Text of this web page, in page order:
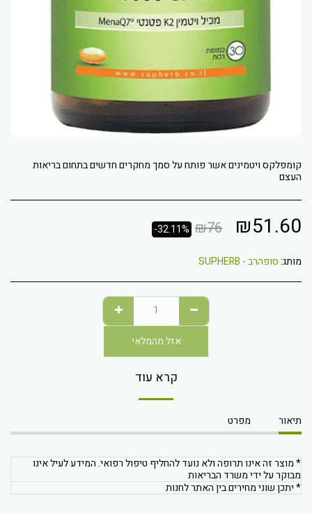
קומפלקס ויטמינים אשר פותח על סמך מחקרים חדשים בתחום בריאות
העצם
₪51.60
₪76
-32.11%
מותג:סופהרב - SUPHERB
אזל מהמלאי
קרא עוד
תיאור מפרט
* מוצר זה אינו תרופה ולא נועד להחליף טיפול רפואי. המידע לעיל אינו
מבוקר על ידי משרד הבריאות
* יתכן שוני מחירים בין האתר לחנות